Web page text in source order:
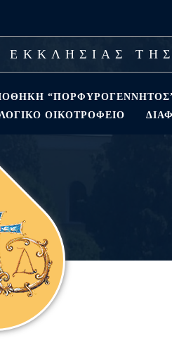
ΕΚΚΛΗΣΙΑΣ
ΟΙΚΟΤΡΟΦΕΊΟ